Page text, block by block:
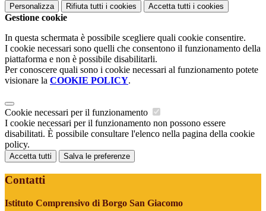
Personalizza Rifiuta tutti i cookies Accetta tutti i cookies
Gestione cookie
In questa schermata è possibile scegliere quali cookie consentire.
I cookie necessari sono quelli che consentono il funzionamento della
piattaforma e non è possibile disabilitarli.
Per conoscere quali sono i cookie necessari al funzionamento potete
visionare la COOKIE POLICY.
Cookie necessari per il funzionamento
I cookie necessari per il funzionamento non possono essere
disabilitati. È possibile consultare l'elenco nella pagina della cookie
policy.
Accetta tutti Salva le preferenze
Contatti
Istituto Comprensivo di Borgo San Giacomo